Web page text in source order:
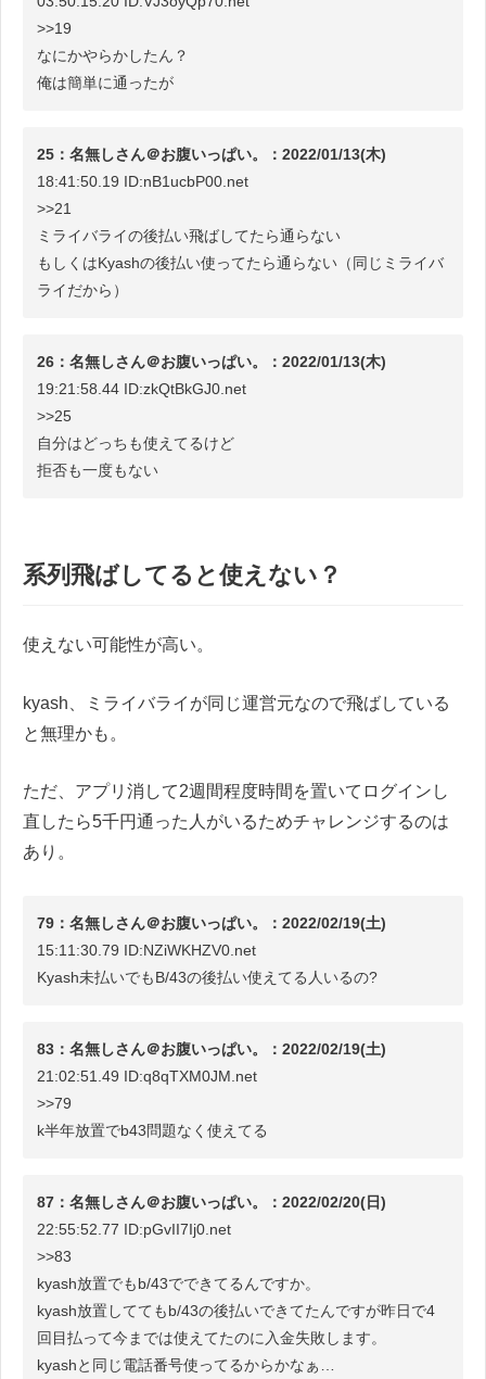
>>19
なにかやらかしたん？
俺は簡単に通ったが
25：名無しさん＠お腹いっぱい。：2022/01/13(木)
18:41:50.19 ID:nB1ucbP00.net
>>21
ミライバライの後払い飛ばしてたら通らない
もしくはKyashの後払い使ってたら通らない（同じミライバ
ライだから）
26：名無しさん＠お腹いっぱい。：2022/01/13(木)
19:21:58.44 ID:zkQtBkGJ0.net
>>25
自分はどっちも使えてるけど
拒否も一度もない
系列飛ばしてると使えない？
使えない可能性が高い。
kyash、ミライバライが同じ運営元なので飛ばしている
と無理かも。
ただ、アプリ消して2週間程度時間を置いてログインし
直したら5千円通った人がいるためチャレンジするのは
あり。
79：名無しさん＠お腹いっぱい。：2022/02/19(土)
15:11:30.79 ID:NZiWKHZV0.net
Kyash未払いでもB/43の後払い使えてる人いるの?
83：名無しさん＠お腹いっぱい。：2022/02/19(土)
21:02:51.49 ID:q8qTXM0JM.net
>>79
k半年放置でb43問題なく使えてる
87：名無しさん＠お腹いっぱい。：2022/02/20(日)
22:55:52.77 ID:pGvII7Ij0.net
>>83
kyash放置でもb/43でできてるんですか。
kyash放置しててもb/43の後払いできてたんですが昨日で4
回目払って今までは使えてたのに入金失敗します。
kyashと同じ電話番号使ってるからかなぁ…